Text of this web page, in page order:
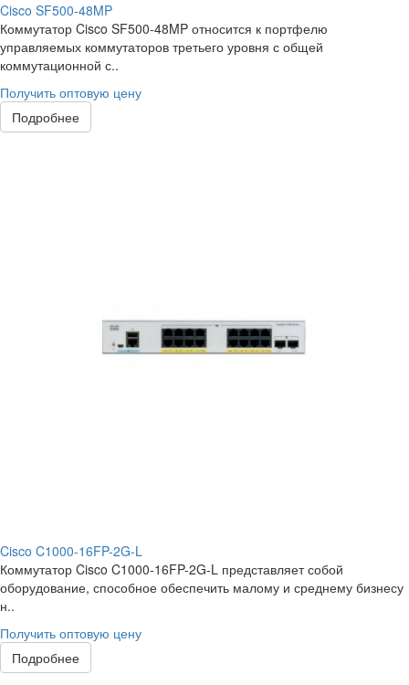
Cisco SF500-48MP
Коммутатор Cisco SF500-48MP относится к портфелю
управляемых коммутаторов третьего уровня с общей
коммутационной с..
Получить оптовую цену
Подробнее
Cisco C1000-16FP-2G-L
Коммутатор Cisco C1000-16FP-2G-L представляет собой
оборудование, способное обеспечить малому и среднему бизнесу
н..
Получить оптовую цену
Подробнее